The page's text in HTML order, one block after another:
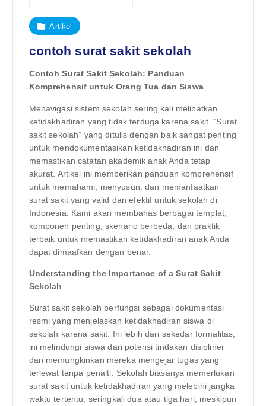
Artikel
contoh surat sakit sekolah
Contoh Surat Sakit Sekolah: Panduan
Komprehensif untuk Orang Tua dan Siswa
Menavigasi sistem sekolah sering kali melibatkan
ketidakhadiran yang tidak terduga karena sakit. “Surat
sakit sekolah” yang ditulis dengan baik sangat penting
untuk mendokumentasikan ketidakhadiran ini dan
memastikan catatan akademik anak Anda tetap
akurat. Artikel ini memberikan panduan komprehensif
untuk memahami, menyusun, dan memanfaatkan
surat sakit yang valid dan efektif untuk sekolah di
Indonesia. Kami akan membahas berbagai templat,
komponen penting, skenario berbeda, dan praktik
terbaik untuk memastikan ketidakhadiran anak Anda
dapat dimaafkan dengan benar.
Understanding the Importance of a Surat Sakit
Sekolah
Surat sakit sekolah berfungsi sebagai dokumentasi
resmi yang menjelaskan ketidakhadiran siswa di
sekolah karena sakit. Ini lebih dari sekedar formalitas;
ini melindungi siswa dari potensi tindakan disipliner
dan memungkinkan mereka mengejar tugas yang
terlewat tanpa penalti. Sekolah biasanya memerlukan
surat sakit untuk ketidakhadiran yang melebihi jangka
waktu tertentu, seringkali dua atau tiga hari, meskipun